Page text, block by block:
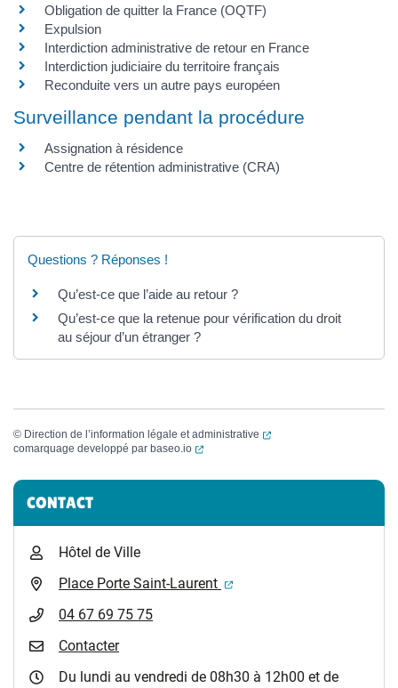
Obligation de quitter la France (OQTF)
Expulsion
Interdiction administrative de retour en France
Interdiction judiciaire du territoire français
Reconduite vers un autre pays européen
Surveillance pendant la procédure
Assignation à résidence
Centre de rétention administrative (CRA)
Questions ? Réponses !
Qu’est-ce que l’aide au retour ?
Qu’est-ce que la retenue pour vérification du droit
au séjour d’un étranger ?
© Direction de l’information légale et administrative
(ouverture dans un
comarquage developpé par baseo.io (ouverture dans un nouvel onglet)
Informations complémentaires
CONTACT
Hôtel de Ville
Place Porte Saint-Laurent
(ouverture dans un
04 67 69 75 75
Contacter
Du lundi au vendredi de 08h30 à 12h00 et de